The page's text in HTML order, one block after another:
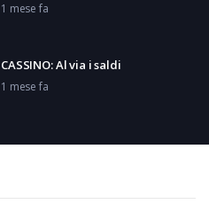
1 mese fa
CASSINO: Al via i saldi
1 mese fa
SAN GIORGIO A LIRI: Presentazione